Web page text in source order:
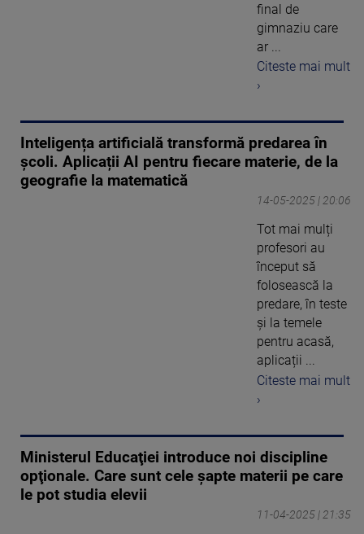
final de
gimnaziu care
ar ...
Citeste mai mult
›
Inteligența artificială transformă predarea în
școli. Aplicații AI pentru fiecare materie, de la
geografie la matematică
14-05-2025 | 20:06
Tot mai mulți
profesori au
început să
folosească la
predare, în teste
și la temele
pentru acasă,
aplicații ...
Citeste mai mult
›
Ministerul Educaţiei introduce noi discipline
opţionale. Care sunt cele șapte materii pe care
le pot studia elevii
11-04-2025 | 21:35